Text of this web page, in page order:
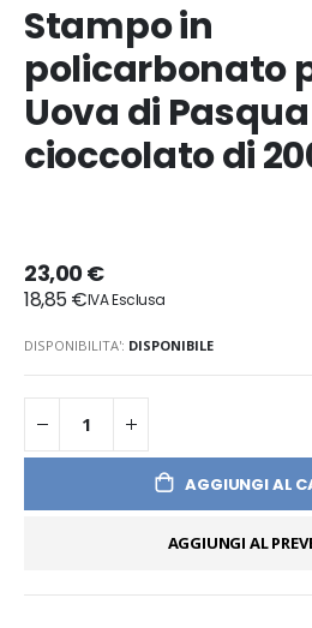
Stampo in
policarbonato
Uova di
cioccolato di
23,00 €
18,85 €
DISPONIBILITA': DISPONIBILE
AGGIUNGI AL
AGGIUNGI AL